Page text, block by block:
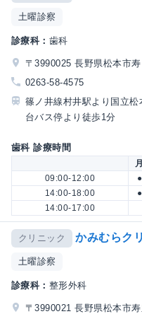
土曜診察
診療科： 歯科
〒3990025 長野県松本市
0263-58-4575
篠ノ井線村井駅より国立
台バス停より徒歩1分
歯科 診療時間
月
09:00-12:00
●
14:00-18:00
●
14:00-17:00
クリニック かみむらク
土曜診察
診療科： 整形外科
〒3990021 長野県松本市